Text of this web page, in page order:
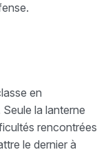
en
la lanterne
rencontrées
le dernier à